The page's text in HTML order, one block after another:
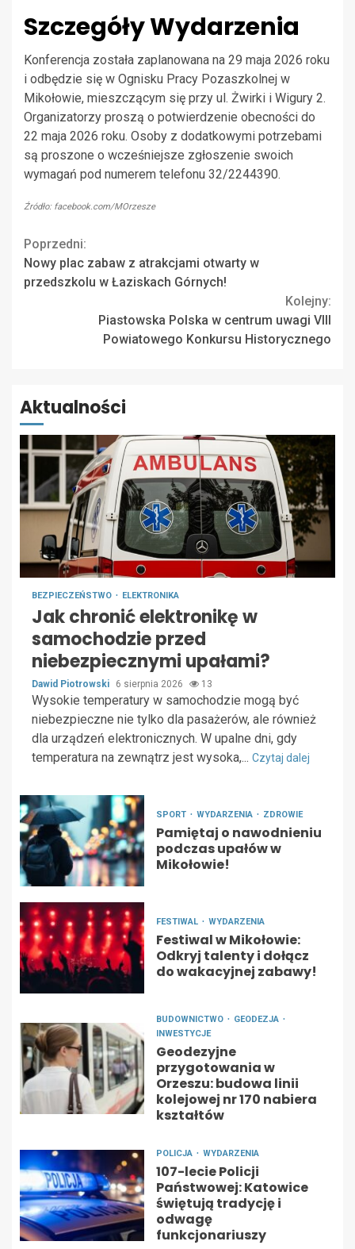
Szczegóły Wydarzenia
Konferencja została zaplanowana na 29 maja 2026 roku
i odbędzie się w Ognisku Pracy Pozaszkolnej w
Mikołowie, mieszczącym się przy ul. Żwirki i Wigury 2.
Organizatorzy proszą o potwierdzenie obecności do
22 maja 2026 roku. Osoby z dodatkowymi potrzebami
są proszone o wcześniejsze zgłoszenie swoich
wymagań pod numerem telefonu 32/2244390.
Źródło: facebook.com/MOrzesze
Continue
Reading
Poprzedni:
Nowy plac zabaw z atrakcjami otwarty w
przedszkolu w Łaziskach Górnych!
Kolejny:
Piastowska Polska w centrum uwagi VIII
Powiatowego Konkursu Historycznego
Aktualności
BEZPIECZEŃSTWO ELEKTRONIKA
Jak chronić elektronikę w
samochodzie przed
niebezpiecznymi upałami?
Dawid Piotrowski 6 sierpnia 2026 13
Wysokie temperatury w samochodzie mogą być
niebezpieczne nie tylko dla pasażerów, ale również
dla urządzeń elektronicznych. W upalne dni, gdy
temperatura na zewnątrz jest wysoka,... Czytaj dalej
SPORT WYDARZENIA ZDROWIE
Pamiętaj o nawodnieniu
podczas upałów w
Mikołowie!
FESTIWAL WYDARZENIA
Festiwal w Mikołowie:
Odkryj talenty i dołącz
do wakacyjnej zabawy!
BUDOWNICTWO
GEODEZJA
INWESTYCJE
Geodezyjne
przygotowania w
Orzeszu: budowa linii
kolejowej nr 170 nabiera
kształtów
POLICJA WYDARZENIA
107-lecie Policji
Państwowej: Katowice
świętują tradycję i
odwagę
funkcjonariuszy